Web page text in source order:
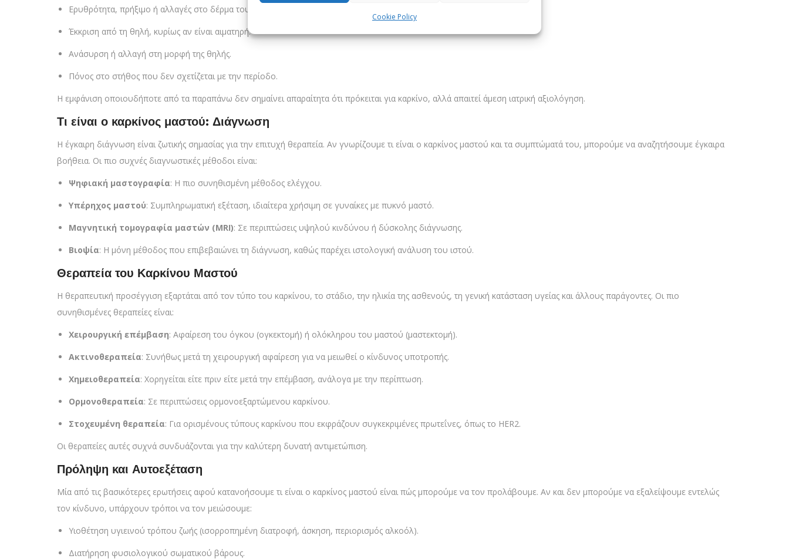
Cookie Policy
Ερυθρότητα, πρήξιμο ή αλλαγές στο δέρμα του μαστού που θυμίζουν φλοιό πορτοκαλιού.
Έκκριση από τη θηλή, κυρίως αν είναι αιματηρή.
Ανάσυρση ή αλλαγή στη μορφή της θηλής.
Πόνος στο στήθος που δεν σχετίζεται με την περίοδο.
Η εμφάνιση οποιουδήποτε από τα παραπάνω δεν σημαίνει απαραίτητα ότι πρόκειται για καρκίνο, αλλά απαιτεί άμεση ιατρική αξιολόγηση.
Τι είναι ο καρκίνος μαστού: Διάγνωση
Η έγκαιρη διάγνωση είναι ζωτικής σημασίας για την επιτυχή θεραπεία. Αν γνωρίζουμε τι είναι ο καρκίνος μαστού και τα συμπτώματά του, μπορούμε να αναζητήσουμε έγκαιρα
βοήθεια. Οι πιο συχνές διαγνωστικές μέθοδοι είναι:
Ψηφιακή μαστογραφία: Η πιο συνηθισμένη μέθοδος ελέγχου.
Υπέρηχος μαστού: Συμπληρωματική εξέταση, ιδιαίτερα χρήσιμη σε γυναίκες με πυκνό μαστό.
Μαγνητική τομογραφία μαστών (MRI): Σε περιπτώσεις υψηλού κινδύνου ή δύσκολης διάγνωσης.
Βιοψία: Η μόνη μέθοδος που επιβεβαιώνει τη διάγνωση, καθώς παρέχει ιστολογική ανάλυση του ιστού.
Θεραπεία του Καρκίνου Μαστού
Η θεραπευτική προσέγγιση εξαρτάται από τον τύπο του καρκίνου, το στάδιο, την ηλικία της ασθενούς, τη γενική κατάσταση υγείας και άλλους παράγοντες. Οι πιο
συνηθισμένες θεραπείες είναι:
Χειρουργική επέμβαση: Αφαίρεση του όγκου (ογκεκτομή) ή ολόκληρου του μαστού (μαστεκτομή).
Ακτινοθεραπεία: Συνήθως μετά τη χειρουργική αφαίρεση για να μειωθεί ο κίνδυνος υποτροπής.
Χημειοθεραπεία: Χορηγείται είτε πριν είτε μετά την επέμβαση, ανάλογα με την περίπτωση.
Ορμονοθεραπεία: Σε περιπτώσεις ορμονοεξαρτώμενου καρκίνου.
Στοχευμένη θεραπεία: Για ορισμένους τύπους καρκίνου που εκφράζουν συγκεκριμένες πρωτεΐνες, όπως το HER2.
Οι θεραπείες αυτές συχνά συνδυάζονται για την καλύτερη δυνατή αντιμετώπιση.
Πρόληψη και Αυτοεξέταση
Μία από τις βασικότερες ερωτήσεις αφού κατανοήσουμε τι είναι ο καρκίνος μαστού είναι πώς μπορούμε να τον προλάβουμε. Αν και δεν μπορούμε να εξαλείψουμε εντελώς
τον κίνδυνο, υπάρχουν τρόποι να τον μειώσουμε:
Υιοθέτηση υγιεινού τρόπου ζωής (ισορροπημένη διατροφή, άσκηση, περιορισμός αλκοόλ).
Διατήρηση φυσιολογικού σωματικού βάρους.